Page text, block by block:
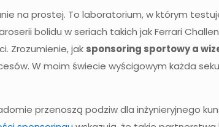
na prostej. To laboratorium, w którym
bolidu w seriach takich jak Ferrari
Zrozumienie, jak sponsoring sportowy a
W moim świecie wyścigowym każda
przenoszą podziw dla inżynieryjnego